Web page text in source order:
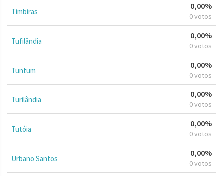
Timbiras
0,00%
0 votos
Tufilândia
0,00%
0 votos
Tuntum
0,00%
0 votos
Turilândia
0,00%
0 votos
Tutóia
0,00%
0 votos
Urbano Santos
0,00%
0 votos